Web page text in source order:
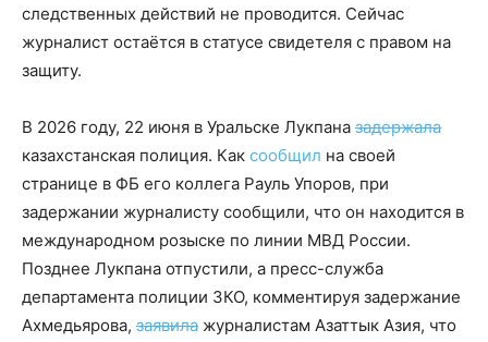
следственных действий не проводится. Сейчас
журналист остаётся в статусе свидетеля с правом на
защиту.
В 2026 году, 22 июня в Уральске Лукпана задержала
казахстанская полиция. Как сообщил на своей
странице в ФБ его коллега Рауль Упоров, при
задержании журналисту сообщили, что он находится в
международном розыске по линии МВД России.
Позднее Лукпана отпустили, а пресс-служба
департамента полиции ЗКО, комментируя задержание
Ахмедьярова, заявила журналистам Азаттык Азия, что